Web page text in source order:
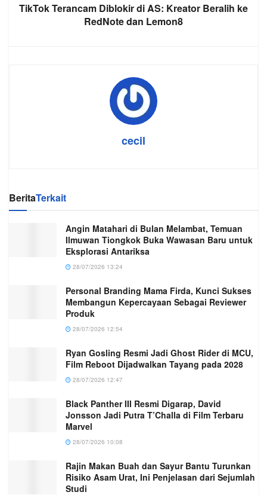
TikTok Terancam Diblokir di AS: Kreator Beralih ke
RedNote dan Lemon8
cecil
BeritaTerkait
Angin Matahari di Bulan Melambat, Temuan
Ilmuwan Tiongkok Buka Wawasan Baru untuk
Eksplorasi Antariksa
28/07/2026 13:24
Personal Branding Mama Firda, Kunci Sukses
Membangun Kepercayaan Sebagai Reviewer
Produk
28/07/2026 12:54
Ryan Gosling Resmi Jadi Ghost Rider di MCU,
Film Reboot Dijadwalkan Tayang pada 2028
28/07/2026 12:47
Black Panther III Resmi Digarap, David
Jonsson Jadi Putra T’Challa di Film Terbaru
Marvel
28/07/2026 10:08
Rajin Makan Buah dan Sayur Bantu Turunkan
Risiko Asam Urat, Ini Penjelasan dari Sejumlah
Studi